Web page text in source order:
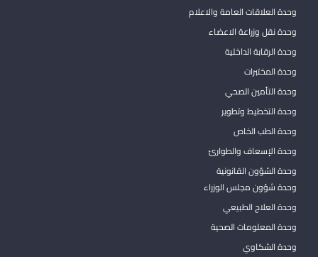
وحدة العلاقات العامة والاعلام
وحدة نقل وزراعة الاعضاء
وحدة الرقابة الداخلية
وحدة المختبرات
وحدة التأمين الصحي
وحدة التخطيط وتطوير
وحدة الطب الخاص
وحدة الإسعاف والطوارئ
وحدة الشؤون القانونية
وحدة شؤون مجلس الوزراء
وحدة العلاج الطبيعي
وحدة المعلومات الصحية
وحدة الشكاوي